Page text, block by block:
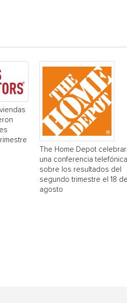
The Home Depot
una conferencia telefónica
sobre los resultados del
segundo trimestre el 18 de
agosto